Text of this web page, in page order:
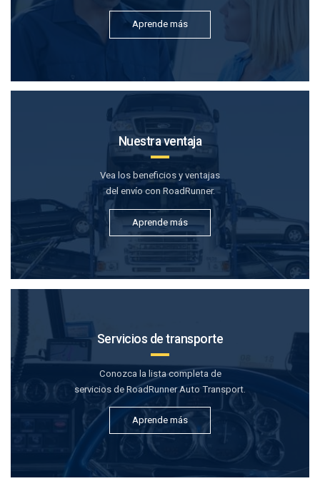
Aprende más
Nuestra ventaja
Vea los beneficios y ventajas
del envío con RoadRunner.
Aprende más
Servicios de transporte
Conozca la lista completa de
servicios de RoadRunner Auto Transport.
Aprende más